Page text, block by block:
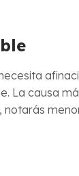
La causa
notarás